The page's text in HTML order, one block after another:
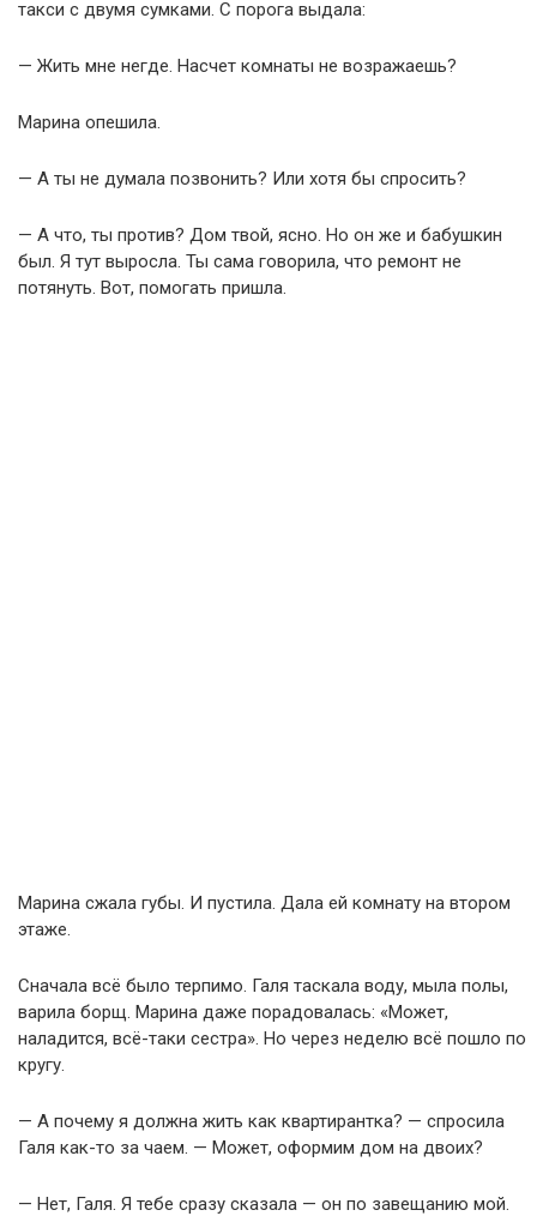
такси с двумя сумками. С порога выдала:
— Жить мне негде. Насчет комнаты не возражаешь?
Марина опешила.
— А ты не думала позвонить? Или хотя бы спросить?
— А что, ты против? Дом твой, ясно. Но он же и бабушкин
был. Я тут выросла. Ты сама говорила, что ремонт не
потянуть. Вот, помогать пришла.
Марина сжала губы. И пустила. Дала ей комнату на втором
этаже.
Сначала всё было терпимо. Галя таскала воду, мыла полы,
варила борщ. Марина даже порадовалась: «Может,
наладится, всё-таки сестра». Но через неделю всё пошло по
кругу.
— А почему я должна жить как квартирантка? — спросила
Галя как-то за чаем. — Может, оформим дом на двоих?
— Нет, Галя. Я тебе сразу сказала — он по завещанию мой.